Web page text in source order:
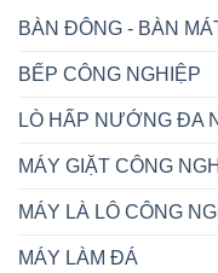
BÀN ĐÔNG - BÀN
BẾP CÔNG NGHIỆP
LÒ HẤP NƯỚNG ĐA
MÁY GIẶT CÔNG
MÁY LÀ LÔ CÔNG
MÁY LÀM ĐÁ